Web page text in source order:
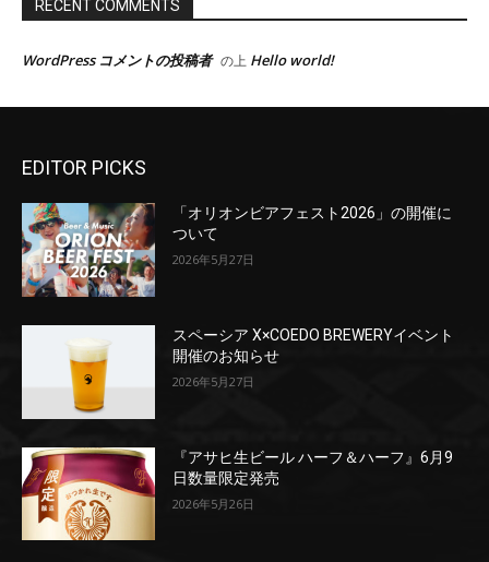
EDITOR PICKS
「オリオンビアフェスト2026」の開催に
ついて
2026年5月27日
スペーシア X×COEDO BREWERYイベント
開催のお知らせ
2026年5月27日
『アサヒ生ビール ハーフ＆ハーフ』6月9
日数量限定発売
2026年5月26日